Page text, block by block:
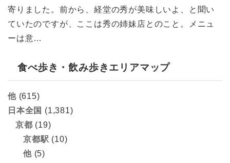
寄りました。前から、経堂の秀が美味しいよ、と聞い
ていたのですが、ここは秀の姉妹店とのこと。メニュ
ーは意…
食べ歩き・飲み歩きエリアマップ
他(615)
日本全国 (1,381)
京都 (19)
京都駅 (10)
他(5)